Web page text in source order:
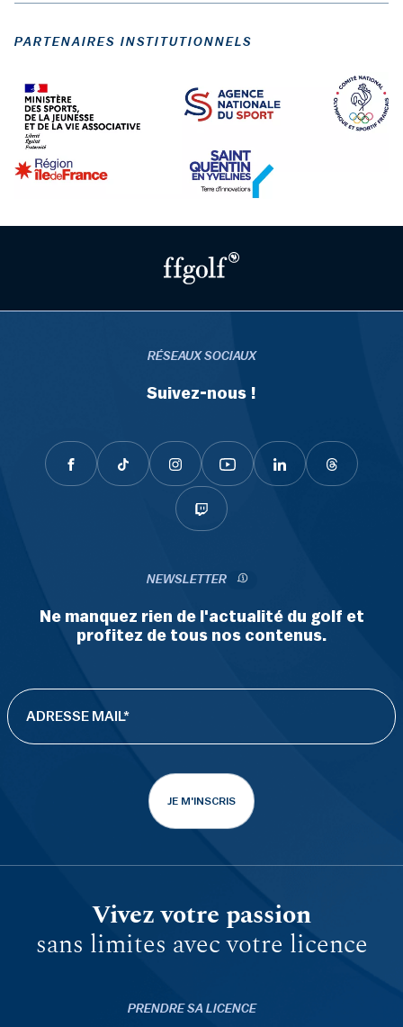
PARTENAIRES INSTITUTIONNELS
RÉSEAUX SOCIAUX
Suivez-nous !
NEWSLETTER
Ne manquez rien de l'actualité du golf et
profitez de tous nos contenus.
JE M'INSCRIS
Vivez votre passion
sans limites avec votre licence
PRENDRE SA LICENCE